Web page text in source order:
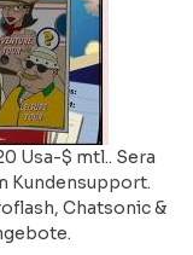
Usa-$ mtl.. Sera
Kundensupport.
Chatsonic &